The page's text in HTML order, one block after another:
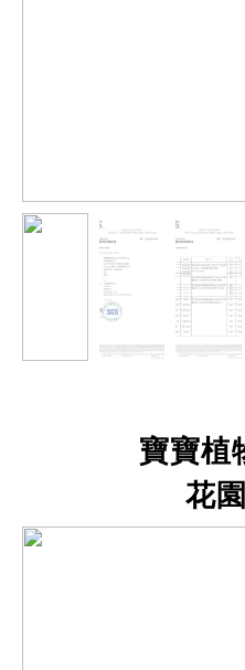
寶寶植
花